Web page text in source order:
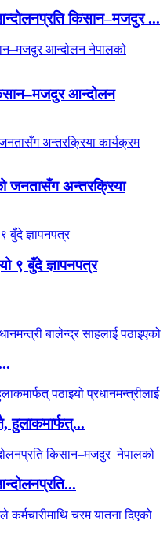
किसान–मजदुर ...
आन्दोलन
जनतासँग अन्तरक्रिया
९ बुँदे ज्ञापनपत्र
हुलाकमार्फत्...